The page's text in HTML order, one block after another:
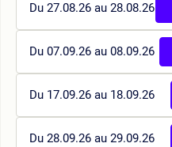
Du 27.08.26 au 28.08.26
Du 07.09.26 au 08.09.26
Du 17.09.26 au 18.09.26
Du 28.09.26 au 29.09.26